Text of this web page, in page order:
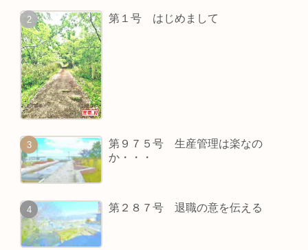
第１号 はじめまして
第９７５号 生産管理は楽なの
か・・・
第２８７号 退職の意を伝える